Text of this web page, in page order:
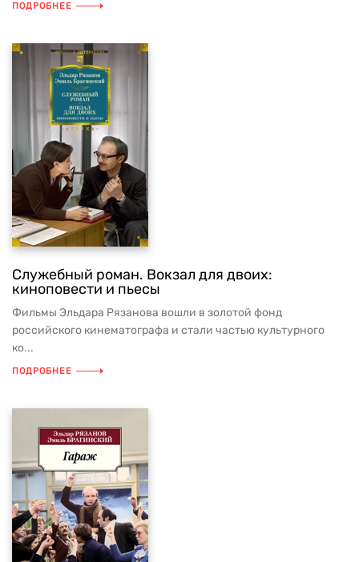
ПОДРОБНЕЕ
Служебный роман. Вокзал для двоих:
киноповести и пьесы
Фильмы Эльдара Рязанова вошли в золотой фонд
российского кинематографа и стали частью культурного
ко...
ПОДРОБНЕЕ